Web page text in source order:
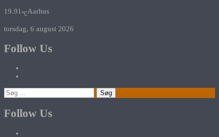
19.91 ℃Aarhus
torsdag, 6 august 2026
Follow Us
Søg
efter:
Follow Us